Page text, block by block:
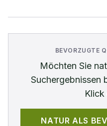
BEVORZUGTE
Möchten Sie
Suchergebnissen
Klick
NATUR ALS